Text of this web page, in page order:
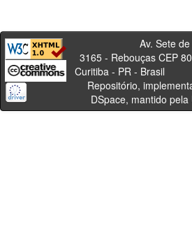
Av. Sete de
3165 - Rebouças CEP
Curitiba - PR -
Repositório,
DSpace, mantido pela